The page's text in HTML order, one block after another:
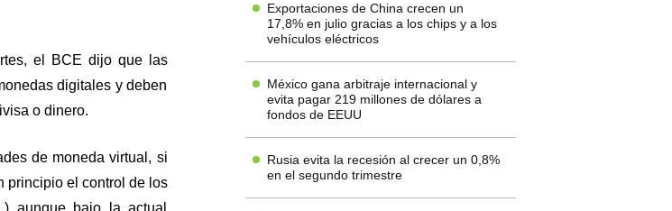
el BCE dijo que las
digitales y deben
o dinero.
de moneda virtual, si
principio el control de los
aunque bajo la actual
Exportaciones de China crecen un
17,8% en julio gracias a los chips y a los
vehículos eléctricos
México gana arbitraje internacional y
evita pagar 219 millones de dólares a
fondos de EEUU
Rusia evita la recesión al crecer un 0,8%
en el segundo trimestre